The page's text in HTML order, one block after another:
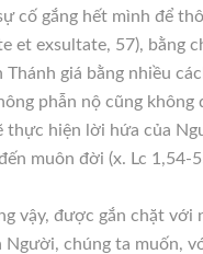
cố gắng hết mình để
et exsultate, 57), bằng
Thánh giá bằng nhiều
phẫn nộ cũng
thực hiện lời hứa của
muôn đời (x. Lc 1,54-
vậy, được gắn chặt với
Người, chúng ta muốn,